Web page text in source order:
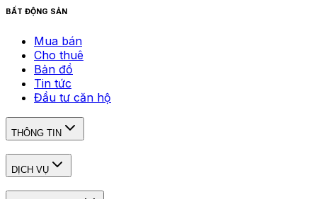
BẤT ĐỘNG SẢN
Mua bán
Cho thuê
Bản đồ
Tin tức
Đầu tư căn hộ
THÔNG TIN
DỊCH VỤ